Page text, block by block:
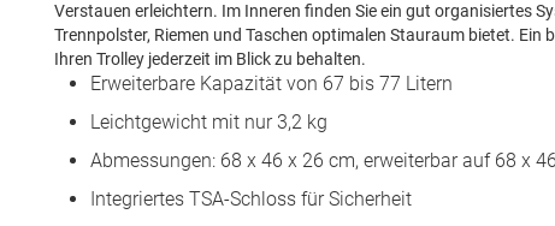
Verstauen erleichtern. Im Inneren finden Sie ein gut organisiertes
Trennpolster, Riemen und Taschen optimalen Stauraum bietet. Ein
Ihren Trolley jederzeit im Blick zu behalten.
Erweiterbare Kapazität von 67 bis 77 Litern
Leichtgewicht mit nur 3,2 kg
Abmessungen: 68 x 46 x 26 cm, erweiterbar auf 68 x
Integriertes TSA-Schloss für Sicherheit